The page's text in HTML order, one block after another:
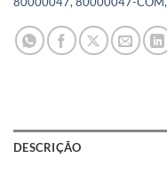
DESCRIÇÃO